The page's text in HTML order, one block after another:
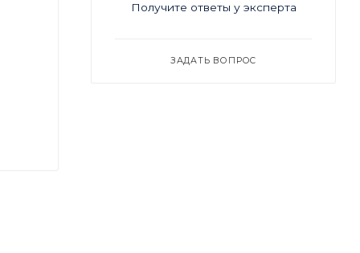
Получите ответы у эксперта
ЗАДАТЬ ВОПРОС